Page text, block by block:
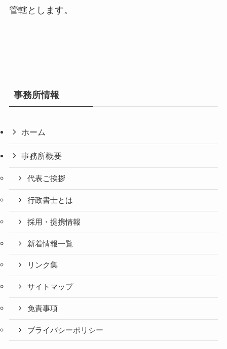
管轄とします。
事務所情報
ホーム
事務所概要
代表ご挨拶
行政書士とは
採用・提携情報
新着情報一覧
リンク集
サイトマップ
免責事項
プライバシーポリシー